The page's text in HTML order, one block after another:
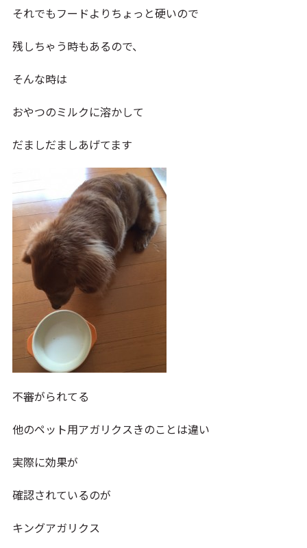
それでもフードよりちょっと硬いので
残しちゃう時もあるので、
そんな時は
おやつのミルクに溶かして
だましだましあげてます
不審がられてる
他のペット用アガリクスきのことは違い
実際に効果が
確認されているのが
キングアガリクス